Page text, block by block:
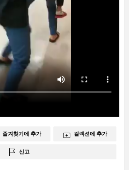
즐겨찾기에 추가 컬렉션에 추가
신고